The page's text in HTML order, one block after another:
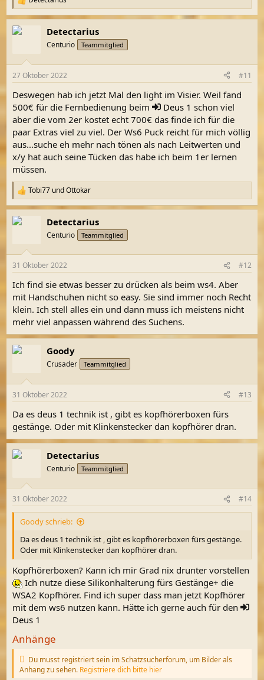
R
e
a
k
e
:
Detectarius
Centurio Teammitglied
27 Oktober 2022 #11
Deswegen hab ich jetzt Mal den light im Visier. Weil fand
500€ für die Fernbedienung beim
Deus 1 schon viel
aber die vom 2er kostet echt 700€ das finde ich für die
paar Extras viel zu viel. Der Ws6 Puck reicht für mich völlig
aus...suche eh mehr nach tönen als nach Leitwerten und
x/y hat auch seine Tücken das habe ich beim 1er lernen
müssen.
R
e
a
k
e
:
Tobi77 undOttokar
Detectarius
Centurio Teammitglied
31 Oktober 2022 #12
Ich find sie etwas besser zu drücken als beim ws4. Aber
mit Handschuhen nicht so easy. Sie sind immer noch Recht
klein. Ich stell alles ein und dann muss ich meistens nicht
mehr viel anpassen während des Suchens.
Goody
Crusader Teammitglied
31 Oktober 2022 #13
Da es deus 1 technik ist , gibt es kopfhörerboxen fürs
gestänge. Oder mit Klinkenstecker dan kopfhörer dran.
Detectarius
Centurio Teammitglied
31 Oktober 2022 #14
Goody schrieb:
Da es deus 1 technik ist , gibt es kopfhörerboxen fürs gestänge.
Oder mit Klinkenstecker dan kopfhörer dran.
Kopfhörerboxen? Kann ich mir Grad nix drunter vorstellen
Ich nutze diese Silikonhalterung fürs Gestänge+ die
WSA2 Kopfhörer. Find ich super dass man jetzt Kopfhörer
mit dem ws6 nutzen kann. Hätte ich gerne auch für den
Deus 1
Anhänge
Du musst registriert sein im Schatzsucherforum, um Bilder als
Anhang zu sehen. Registriere dich bitte hier